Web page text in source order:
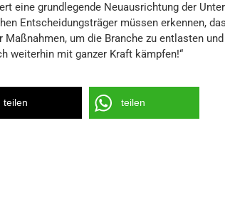
eine grundlegende Neuausrichtung der
Entscheidungsträger müssen erkennen,
Maßnahmen, um die Branche zu entlasten
weiterhin mit ganzer Kraft kämpfen!“
teilen teilen